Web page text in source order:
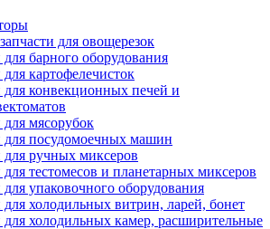
для овощерезок
для барного оборудования
для картофелечисток
для конвекционных печей и
для мясорубок
для посудомоечных машин
для ручных миксеров
для тестомесов и планетарных миксеров
для упаковочного оборудования
для холодильных витрин, ларей, бонет
для холодильных камер, расширительные